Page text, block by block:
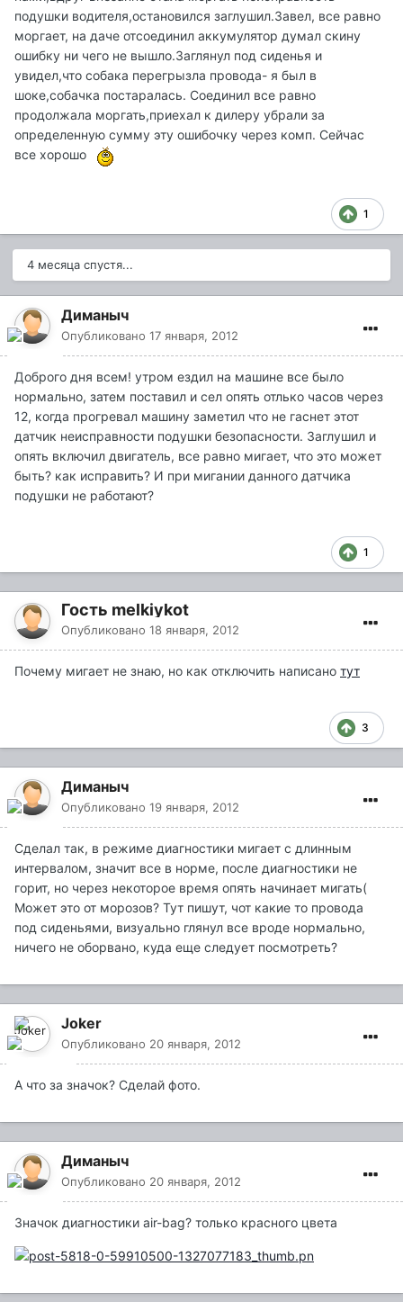
подушки водителя,остановился заглушил.Завел, все равно
моргает, на даче отсоединил аккумулятор думал скину
ошибку ни чего не вышло.Заглянул под сиденья и
увидел,что собака перегрызла провода- я был в
шоке,собачка постаралась. Соединил все равно
продолжала моргать,приехал к дилеру убрали за
определенную сумму эту ошибочку через комп. Сейчас
все хорошо
1
4 месяца спустя...
Диманыч
Опубликовано 17 января, 2012
Доброго дня всем! утром ездил на машине все было
нормально, затем поставил и сел опять отлько часов через
12, когда прогревал машину заметил что не гаснет этот
датчик неисправности подушки безопасности. Заглушил и
опять включил двигатель, все равно мигает, что это может
быть? как исправить? И при мигании данного датчика
подушки не работают?
1
Гость melkiykot
Опубликовано 18 января, 2012
Почему мигает не знаю, но как отключить написано тут
3
Диманыч
Опубликовано 19 января, 2012
Сделал так, в режиме диагностики мигает с длинным
интервалом, значит все в норме, после диагностики не
горит, но через некоторое время опять начинает мигать(
Может это от морозов? Тут пишут, чот какие то провода
под сиденьями, визуально глянул все вроде нормально,
ничего не оборвано, куда еще следует посмотреть?
Joker
Опубликовано 20 января, 2012
А что за значок? Сделай фото.
Диманыч
Опубликовано 20 января, 2012
Значок диагностики air-bag? только красного цвета